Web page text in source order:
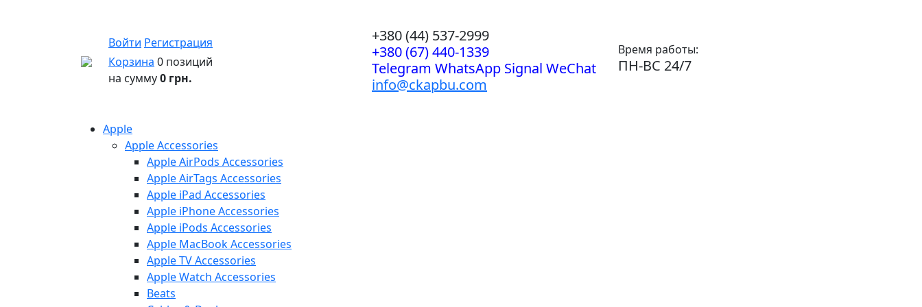
Войти Регистрация
Корзина 0 позиций
на сумму0 грн.
+380 (44) 537-2999
+380 (67) 440-1339
Telegram WhatsApp Signal WeChat
info@ckapbu.com
Время работы:
ПН-ВС 24/7
Apple
Apple Accessories
Apple AirPods Accessories
Apple AirTags Accessories
Apple iPad Accessories
Apple iPhone Accessories
Apple iPods Accessories
Apple MacBook Accessories
Apple TV Accessories
Apple Watch Accessories
Beats